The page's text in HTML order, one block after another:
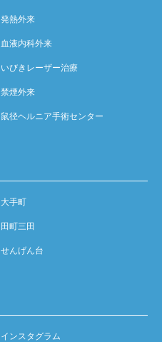
発熱外来
血液内科外来
いびきレーザー治療
禁煙外来
鼠径ヘルニア手術センター
大手町
田町三田
せんげん台
インスタグラム